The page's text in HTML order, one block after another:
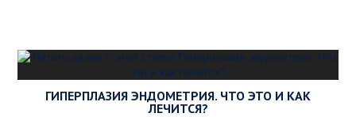
ГИПЕРПЛАЗИЯ ЭНДОМЕТРИЯ. ЧТО ЭТО И КАК
ЛЕЧИТСЯ?